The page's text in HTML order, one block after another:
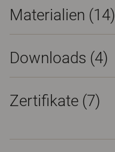
Materialien (14)
Downloads (4)
Zertifikate (7)